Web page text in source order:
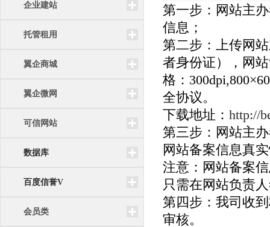
企业建站
托管租用
翼企商城
翼企微网
可信网站
数据库
百度信誉V
会员类
第一步：网站主
信息；
第二步：上传网
者身份证），网
格：
全协议。
下载地址： http://
第三步：网站主
网站备案信息真
注意：网站备案
只需在网站负责
第四步：我司收
审核。